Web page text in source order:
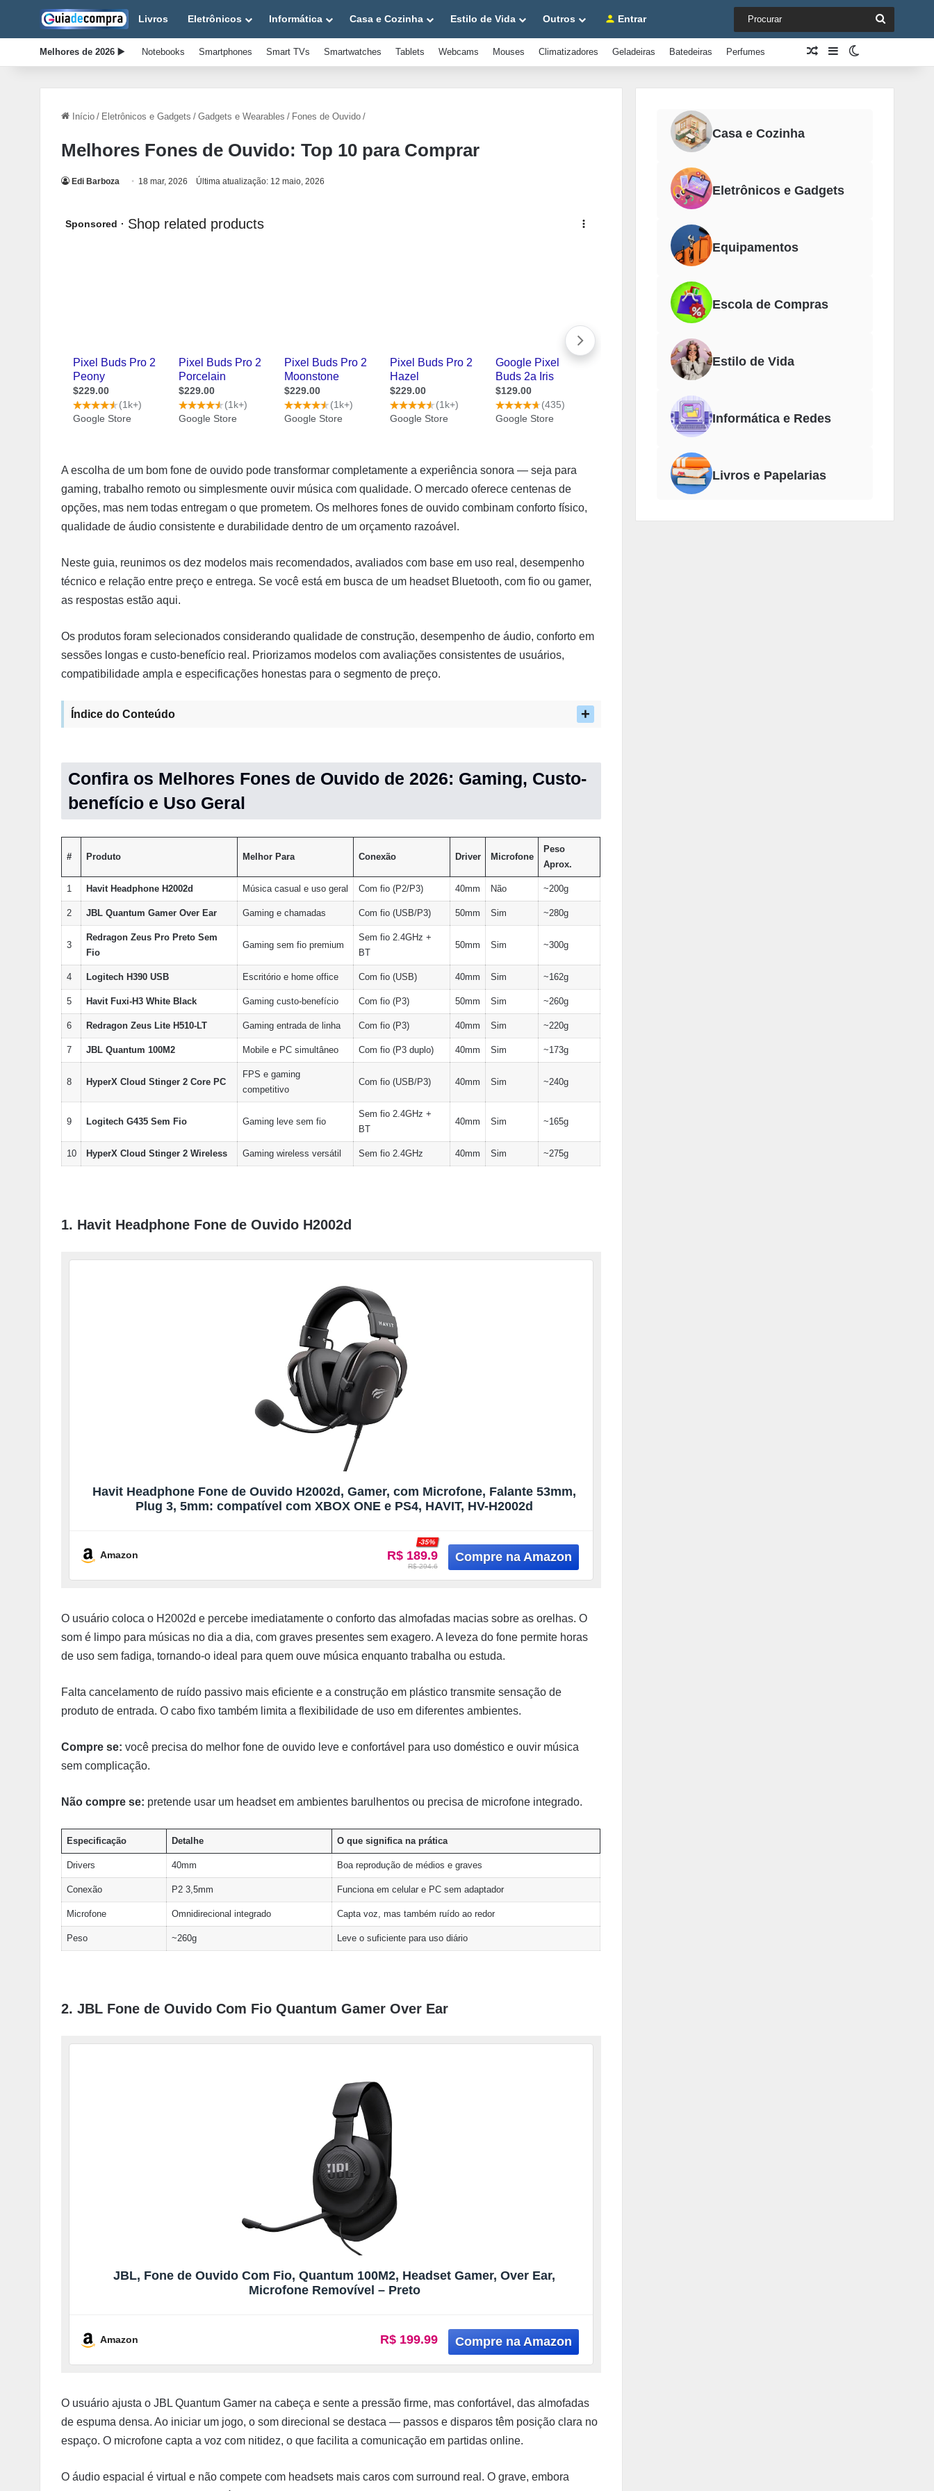
Livros Eletrônicos Informática Casa e Cozinha Estilo de Vida Outros Entrar
Melhores de 2026 ▶️ Notebooks Smartphones Smart TVs Smartwatches Tablets Webcams Mouses Climatizadores Geladeiras Batedeiras Perfumes Artigo aleatório
Barra Lateral
Início / Eletrônicos e Gadgets / Gadgets e Wearables / Fones de Ouvido /
Melhores Fones de Ouvido: Top 10 para Comprar
Edi Barboza 18 mar, 2026 Última atualização: 12 maio, 2026
A escolha de um bom fone de ouvido pode transformar completamente a experiência sonora — seja para
gaming, trabalho remoto ou simplesmente ouvir música com qualidade. O mercado oferece centenas de
opções, mas nem todas entregam o que prometem. Os melhores fones de ouvido combinam conforto físico,
qualidade de áudio consistente e durabilidade dentro de um orçamento razoável.
Neste guia, reunimos os dez modelos mais recomendados, avaliados com base em uso real, desempenho
técnico e relação entre preço e entrega. Se você está em busca de um headset Bluetooth, com fio ou gamer,
as respostas estão aqui.
Os produtos foram selecionados considerando qualidade de construção, desempenho de áudio, conforto em
sessões longas e custo-benefício real. Priorizamos modelos com avaliações consistentes de usuários,
compatibilidade ampla e especificações honestas para o segmento de preço.
Índice do Conteúdo
Confira os Melhores Fones de Ouvido de 2026: Gaming, Custo-
benefício e Uso Geral
# Produto Melhor Para Conexão Driver Microfone
Peso
Aprox.
1 Havit Headphone H2002d Música casual e uso geral Com fio (P2/P3) 40mm Não ~200g
2 JBL Quantum Gamer Over Ear Gaming e chamadas Com fio (USB/P3) 50mm Sim ~280g
3
Redragon Zeus Pro Preto Sem
Fio
Gaming sem fio premium
Sem fio 2.4GHz +
BT
50mm Sim ~300g
4 Logitech H390 USB Escritório e home office Com fio (USB) 40mm Sim ~162g
5 Havit Fuxi-H3 White Black Gaming custo-benefício Com fio (P3) 50mm Sim ~260g
6 Redragon Zeus Lite H510-LT Gaming entrada de linha Com fio (P3) 40mm Sim ~220g
7 JBL Quantum 100M2 Mobile e PC simultâneo Com fio (P3 duplo) 40mm Sim ~173g
8 HyperX Cloud Stinger 2 Core PC
FPS e gaming
competitivo
Com fio (USB/P3) 40mm Sim ~240g
9 Logitech G435 Sem Fio Gaming leve sem fio
Sem fio 2.4GHz +
BT
40mm Sim ~165g
10 HyperX Cloud Stinger 2 Wireless Gaming wireless versátil Sem fio 2.4GHz 40mm Sim ~275g
1. Havit Headphone Fone de Ouvido H2002d
Havit Headphone Fone de Ouvido H2002d, Gamer, com Microfone, Falante 53mm,
Plug 3, 5mm: compatível com XBOX ONE e PS4, HAVIT, HV-H2002d
Amazon R$ 189.9
-35%
R$ 294.6
O usuário coloca o H2002d e percebe imediatamente o conforto das almofadas macias sobre as orelhas. O
som é limpo para músicas no dia a dia, com graves presentes sem exagero. A leveza do fone permite horas
de uso sem fadiga, tornando-o ideal para quem ouve música enquanto trabalha ou estuda.
Falta cancelamento de ruído passivo mais eficiente e a construção em plástico transmite sensação de
produto de entrada. O cabo fixo também limita a flexibilidade de uso em diferentes ambientes.
Compre se: você precisa do melhor fone de ouvido leve e confortável para uso doméstico e ouvir música
sem complicação.
Não compre se: pretende usar um headset em ambientes barulhentos ou precisa de microfone integrado.
Especificação Detalhe O que significa na prática
Drivers 40mm Boa reprodução de médios e graves
Conexão P2 3,5mm Funciona em celular e PC sem adaptador
Microfone Omnidirecional integrado Capta voz, mas também ruído ao redor
Peso ~260g Leve o suficiente para uso diário
2. JBL Fone de Ouvido Com Fio Quantum Gamer Over Ear
JBL, Fone de Ouvido Com Fio, Quantum 100M2, Headset Gamer, Over Ear,
Microfone Removível – Preto
Amazon R$ 199.99
O usuário ajusta o JBL Quantum Gamer na cabeça e sente a pressão firme, mas confortável, das almofadas
de espuma densa. Ao iniciar um jogo, o som direcional se destaca — passos e disparos têm posição clara no
espaço. O microfone capta a voz com nitidez, o que facilita a comunicação em partidas online.
O áudio espacial é virtual e não compete com headsets mais caros com surround real. O grave, embora
Casa e Cozinha
Eletrônicos e Gadgets
Equipamentos
Escola de Compras
Estilo de Vida
Informática e Redes
Livros e Papelarias